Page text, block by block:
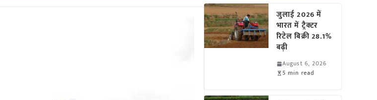
जुलाई 2026 में
भारत में ट्रैक्टर
रिटेल बिक्री 28.1%
बढ़ी
August 6, 2026
5 min read